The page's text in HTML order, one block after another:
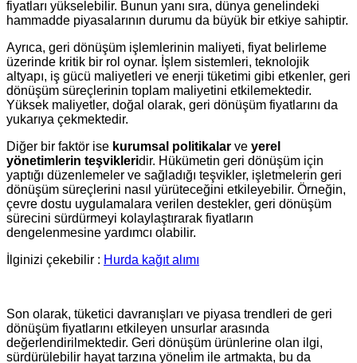
fiyatları yükselebilir. Bunun yanı sıra, dünya genelindeki
hammadde piyasalarının durumu da büyük bir etkiye sahiptir.
Ayrıca, geri dönüşüm işlemlerinin maliyeti, fiyat belirleme
üzerinde kritik bir rol oynar. İşlem sistemleri, teknolojik
altyapı, iş gücü maliyetleri ve enerji tüketimi gibi etkenler, geri
dönüşüm süreçlerinin toplam maliyetini etkilemektedir.
Yüksek maliyetler, doğal olarak, geri dönüşüm fiyatlarını da
yukarıya çekmektedir.
Diğer bir faktör ise kurumsal politikalar ve yerel
yönetimlerin teşvikleridir. Hükümetin geri dönüşüm için
yaptığı düzenlemeler ve sağladığı teşvikler, işletmelerin geri
dönüşüm süreçlerini nasıl yürüteceğini etkileyebilir. Örneğin,
çevre dostu uygulamalara verilen destekler, geri dönüşüm
sürecini sürdürmeyi kolaylaştırarak fiyatların
dengelenmesine yardımcı olabilir.
İlginizi çekebilir : Hurda kağıt alımı
Son olarak, tüketici davranışları ve piyasa trendleri de geri
dönüşüm fiyatlarını etkileyen unsurlar arasında
değerlendirilmektedir. Geri dönüşüm ürünlerine olan ilgi,
sürdürülebilir hayat tarzına yönelim ile artmakta, bu da